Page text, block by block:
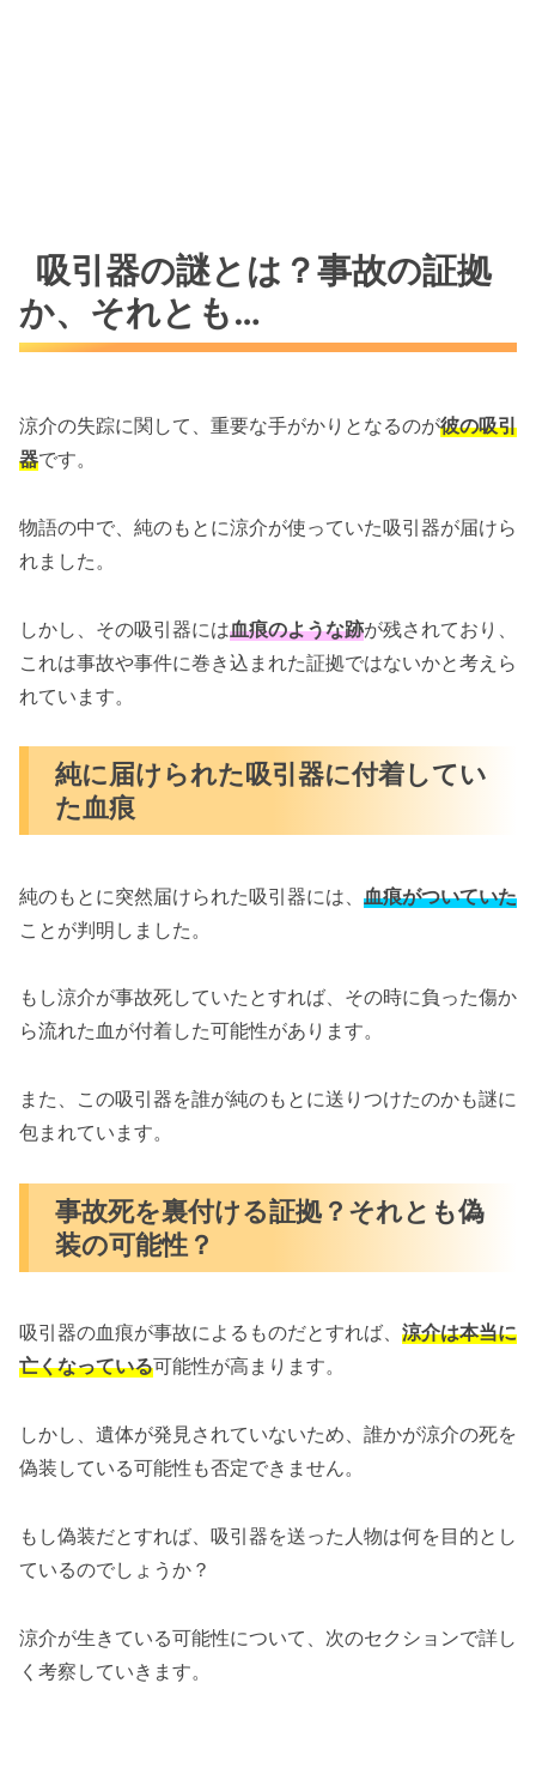
吸引器の謎とは？事故の証拠
か、それとも…
涼介の失踪に関して、重要な手がかりとなるのが彼の吸引
器です。
物語の中で、純のもとに涼介が使っていた吸引器が届けら
れました。
しかし、その吸引器には血痕のような跡が残されており、
これは事故や事件に巻き込まれた証拠ではないかと考えら
れています。
純に届けられた吸引器に付着してい
た血痕
純のもとに突然届けられた吸引器には、 血痕がついていた
ことが判明しました。
もし涼介が事故死していたとすれば、その時に負った傷か
ら流れた血が付着した可能性があります。
また、この吸引器を誰が純のもとに送りつけたのかも謎に
包まれています。
事故死を裏付ける証拠？それとも偽
装の可能性？
吸引器の血痕が事故によるものだとすれば、 涼介は本当に
亡くなっている可能性が高まります。
しかし、遺体が発見されていないため、誰かが涼介の死を
偽装している可能性も否定できません。
もし偽装だとすれば、吸引器を送った人物は何を目的とし
ているのでしょうか？
涼介が生きている可能性について、次のセクションで詳し
く考察していきます。